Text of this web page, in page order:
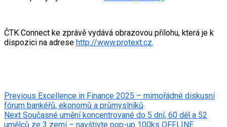
ČTK Connect ke zprávě vydává obrazovou přílohu, která je k
dispozici na adrese http://www.protext.cz.
Post
navigation
Previous Excellence in Finance 2025 – mimořádné diskusní
fórum bankéřů, ekonomů a průmyslníků
Next Současné umění koncentrované do 5 dní, 60 děl a 52
umělců ze 3 zemí – navštivte pop-up 100ks OFFLINE